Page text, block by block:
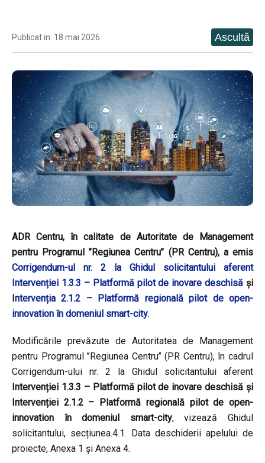
Publicat in: 18 mai 2026
ADR Centru, în calitate de Autoritate de Management
pentru Programul ’’Regiunea Centru’’ (PR Centru), a emis
Corrigendum-ul nr. 2 la Ghidul solicitantului aferent
Intervenției 1.3.3 – Platformă pilot de inovare deschisă și
ntervenția 2.1.2 – Platformă regională pilot de open-
innovation în domeniul smart-city.
Modificările prevăzute de Autoritatea de Management
pentru Programul ’’Regiunea Centru’’ (PR Centru), în cadrul
Corrigendum-ului nr. 2 la Ghidul solicitantului aferent
Intervenției 1.3.3 – Platformă pilot de inovare deschisă și
Intervenției 2.1.2 – Platformă regională pilot de open-
innovation în domeniul smart-city, vizează Ghidul
solicitantului, secțiunea.4.1. Data deschiderii apelului de
proiecte, Anexa 1 și Anexa 4.